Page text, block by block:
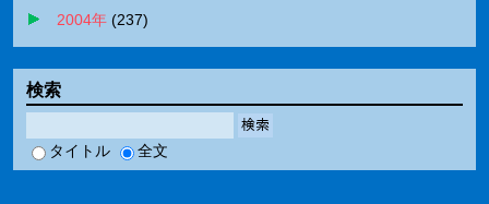
2004年 (237)
検索
検索
タイトル 全文